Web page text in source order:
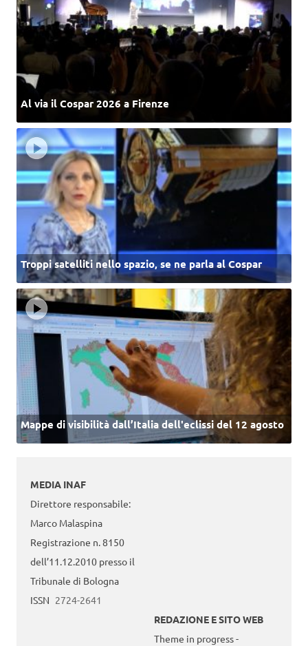
Al via il Cospar 2026 a Firenze
Troppi satelliti nello spazio, se ne parla al Cospar
Mappe di visibilità dall’Italia dell'eclissi del 12 agosto
MEDIA INAF
Direttore responsabile:
Marco Malaspina
Registrazione n. 8150
dell’11.12.2010 presso il
Tribunale di Bologna
ISSN 2724-2641
REDAZIONE E SITO WEB
Theme in progress -